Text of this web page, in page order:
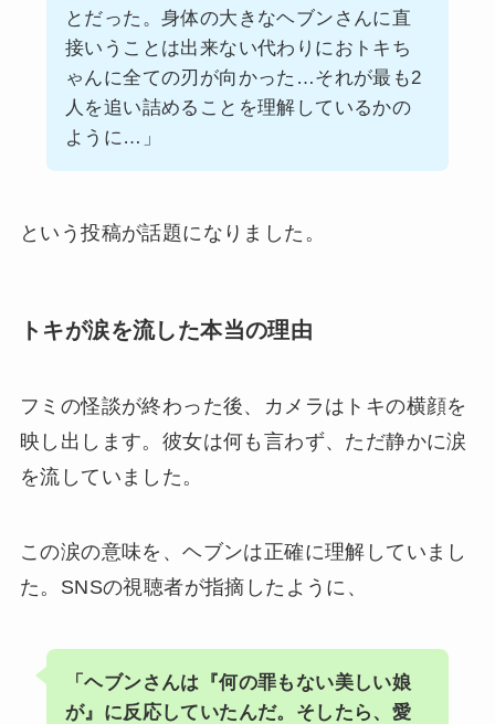
とだった。身体の大きなヘブンさんに直
接いうことは出来ない代わりにおトキち
ゃんに全ての刃が向かった…それが最も2
人を追い詰めることを理解しているかの
ように…」
という投稿が話題になりました。
トキが涙を流した本当の理由
フミの怪談が終わった後、カメラはトキの横顔を
映し出します。彼女は何も言わず、ただ静かに涙
を流していました。
この涙の意味を、ヘブンは正確に理解していまし
た。SNSの視聴者が指摘したように、
「ヘブンさんは『何の罪もない美しい娘
が』に反応していたんだ。そしたら、愛